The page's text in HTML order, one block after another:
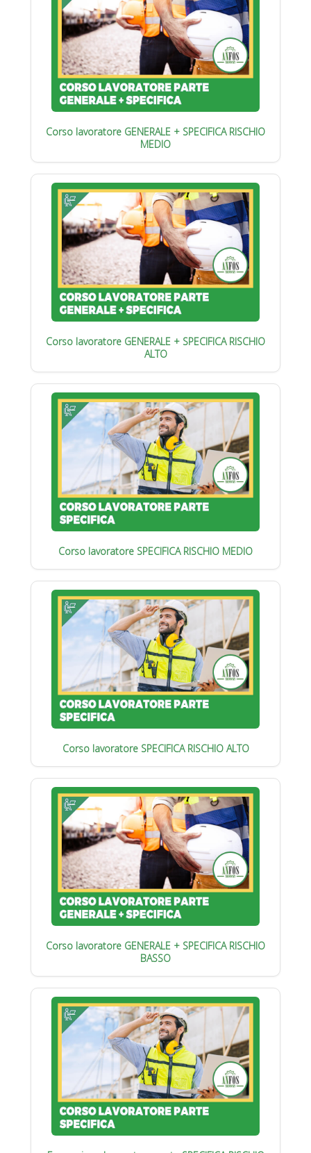
Corso lavoratore GENERALE + SPECIFICA RISCHIO
MEDIO
Corso lavoratore GENERALE + SPECIFICA RISCHIO
ALTO
Corso lavoratore SPECIFICA RISCHIO MEDIO
Corso lavoratore SPECIFICA RISCHIO ALTO
Corso lavoratore GENERALE + SPECIFICA RISCHIO
BASSO